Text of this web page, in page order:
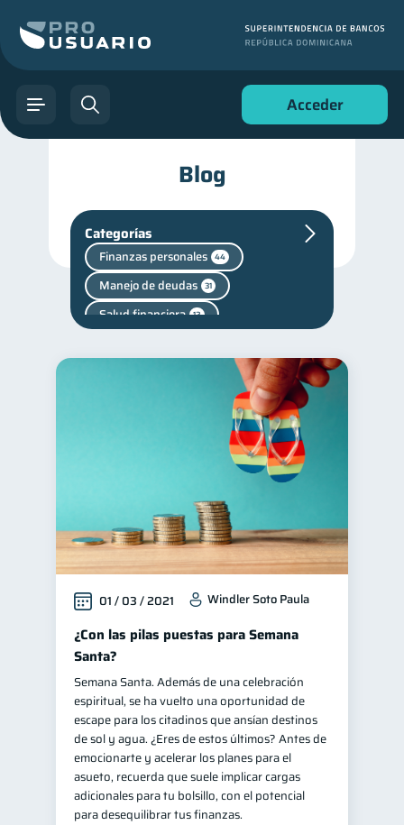
Acceder
Blog
Categorías
Finanzas personales 44
Manejo de deudas 31
Salud financiera 12
Superintendencia de Bancos 4
1
Educación financiera 31
Finanzas para jóvenes 30
Control de deudas 30
Finanzas familiares 25
Inclusión financiera
Bienestar financiero 22
Finanzas para mujeres 20
Seguridad financiera 13
Organización Financiera 10
Entidad financiera
01 / 03 / 2021 Windler Soto Paula
¿Con las pilas puestas para Semana
Santa?
Semana Santa. Además de una celebración
espiritual, se ha vuelto una oportunidad de
escape para los citadinos que ansían destinos
de sol y agua. ¿Eres de estos últimos? Antes de
emocionarte y acelerar los planes para el
asueto, recuerda que suele implicar cargas
adicionales para tu bolsillo, con el potencial
para desequilibrar tus finanzas.